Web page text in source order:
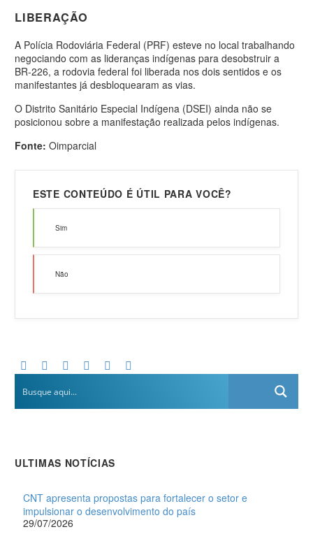
LIBERAÇÃO
A Polícia Rodoviária Federal (PRF) esteve no local trabalhando
negociando com as lideranças indígenas para desobstruir a
BR-226, a rodovia federal foi liberada nos dois sentidos e os
manifestantes já desbloquearam as vias.
O Distrito Sanitário Especial Indígena (DSEI) ainda não se
posicionou sobre a manifestação realizada pelos indígenas.
Fonte: Oimparcial
ESTE CONTEÚDO É ÚTIL PARA VOCÊ?
Sim
Não
ULTIMAS NOTÍCIAS
CNT apresenta propostas para fortalecer o setor e
impulsionar o desenvolvimento do país
29/07/2026